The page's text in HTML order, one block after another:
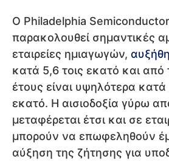
Ο Philadelphia
παρακολουθεί σημαντικές
εταιρείες ημιαγωγών,
κατά 5,6 τοις εκατό και από
έτους είναι υψηλότερα κατά
εκατό. Η αισιοδοξία γύρω
μεταφέρεται έτσι και σε
μπορούν να επωφεληθούν
αύξηση της ζήτησης για